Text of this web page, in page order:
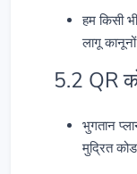
हम किसी
लागू
5.2 QR
भुगतान
मुद्रित